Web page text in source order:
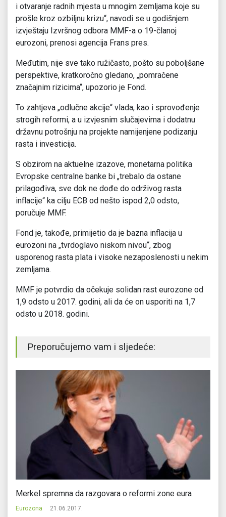
i otvaranje radnih mjesta u mnogim zemljama koje su
prošle kroz ozbiljnu krizu“, navodi se u godišnjem
izvještaju Izvršnog odbora MMF-a o 19-članoj
eurozoni, prenosi agencija Frans pres.
Međutim, nije sve tako ružičasto, pošto su poboljšane
perspektive, kratkoročno gledano, „pomračene
značajnim rizicima“, upozorio je Fond.
To zahtjeva „odlučne akcije“ vlada, kao i sprovođenje
strogih reformi, a u izvjesnim slučajevima i dodatnu
državnu potrošnju na projekte namijenjene podizanju
rasta i investicija.
S obzirom na aktuelne izazove, monetarna politika
Evropske centralne banke bi „trebalo da ostane
prilagođiva, sve dok ne dođe do održivog rasta
inflacije“ ka cilju ECB od nešto ispod 2,0 odsto,
poručuje MMF.
Fond je, takođe, primijetio da je bazna inflacija u
eurozoni na „tvrdoglavo niskom nivou“, zbog
usporenog rasta plata i visoke nezaposlenosti u nekim
zemljama.
MMF je potvrdio da očekuje solidan rast eurozone od
1,9 odsto u 2017. godini, ali da će on usporiti na 1,7
odsto u 2018. godini.
Preporučujemo vam i sljedeće:
Merkel spremna da razgovara o reformi zone eura
Eurozona 21.06.2017.